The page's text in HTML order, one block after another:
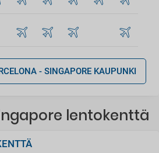
- SINGAPORE KAUPUNKI
lentokenttä